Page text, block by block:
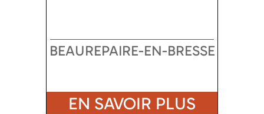
BEAUREPAIRE-EN-BRESSE
EN SAVOIR PLUS